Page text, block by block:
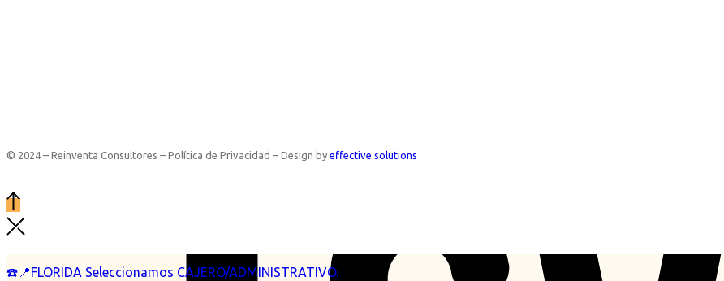
☎️📍FLORIDA Seleccionamos CAJERO/ADMINISTRATIVO.
© 2024 – Reinventa Consultores – Política de Privacidad – Design by effective solutions